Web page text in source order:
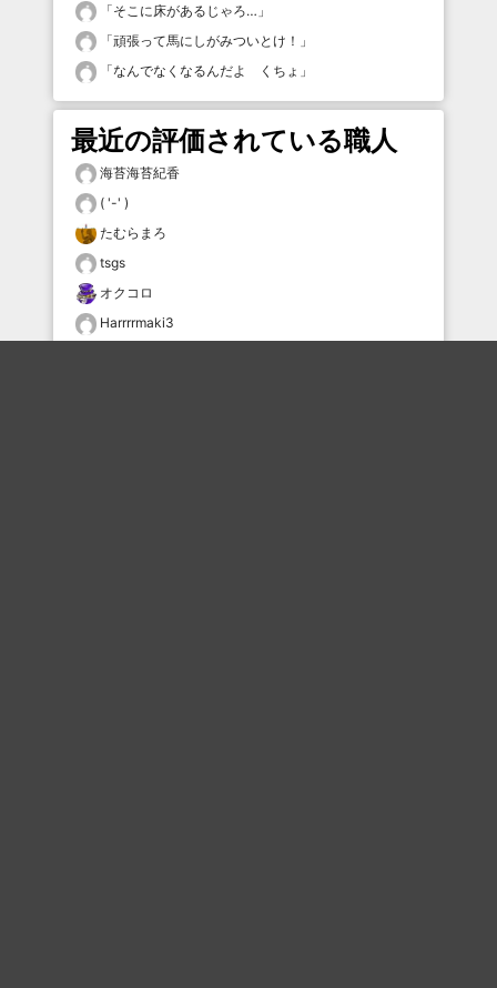
「そこに床があるじゃろ… 」
「頑張って馬にしがみついとけ！ 」
「なんでなくなるんだよ くちょ 」
最近の評価されている職人
海苔海苔紀香
( '-' )
たむらまろ
tsgs
オクコロ
Harrrrmaki3